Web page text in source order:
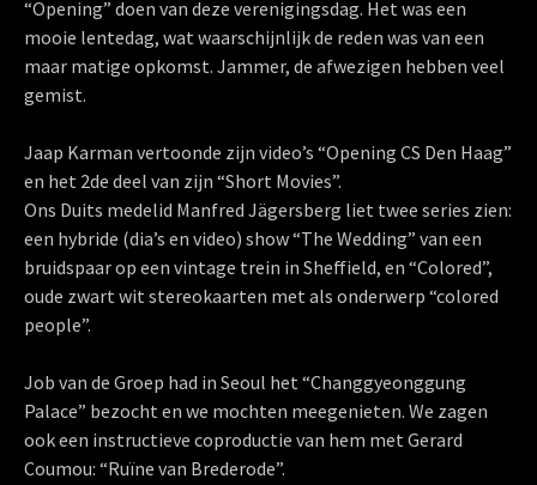
“Opening” doen van deze verenigingsdag. Het was een
mooie lentedag, wat waarschijnlijk de reden was van een
maar matige opkomst. Jammer, de afwezigen hebben veel
gemist.
Jaap Karman vertoonde zijn video’s “Opening CS Den Haag”
en het 2de deel van zijn “Short Movies”.
Ons Duits medelid Manfred Jägersberg liet twee series zien:
een hybride (dia’s en video) show “The Wedding” van een
bruidspaar op een vintage trein in Sheffield, en “Colored”,
oude zwart wit stereokaarten met als onderwerp “colored
people”.
Job van de Groep had in Seoul het “Changgyeonggung
Palace” bezocht en we mochten meegenieten. We zagen
ook een instructieve coproductie van hem met Gerard
Coumou: “Ruïne van Brederode”.